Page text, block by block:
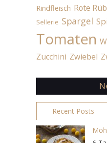
Rindfleisch Rote
Sellerie Spargel
Tomaten
Zucchini Zwiebel
Recent Posts